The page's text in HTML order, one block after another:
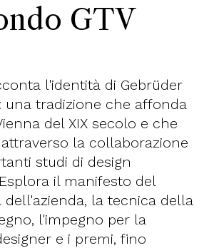
GTV
l'identità di Gebrüder
una tradizione che affonda
del XIX secolo e che
la collaborazione
studi di design
il manifesto del
dell'azienda, la tecnica della
l'impegno per la
e i premi, fino